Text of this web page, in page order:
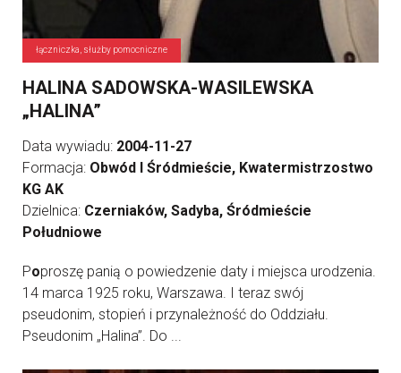
łączniczka, służby pomocniczne
HALINA SADOWSKA-WASILEWSKA
„HALINA”
Data wywiadu: 2004-11-27
Formacja: Obwód I Śródmieście, Kwatermistrzostwo
KG AK
Dzielnica: Czerniaków, Sadyba, Śródmieście
Południowe
Poproszę panią o powiedzenie daty i miejsca urodzenia.
14 marca 1925 roku, Warszawa. I teraz swój
pseudonim, stopień i przynależność do Oddziału.
Pseudonim „Halina”. Do ...